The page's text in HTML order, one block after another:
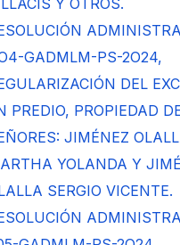
Y OTROS.
GADMLM-PS-2O24,
DEL
PREDIO, PROPIEDAD
JIMÉNEZ
YOLANDA Y
SERGIO VICENTE.